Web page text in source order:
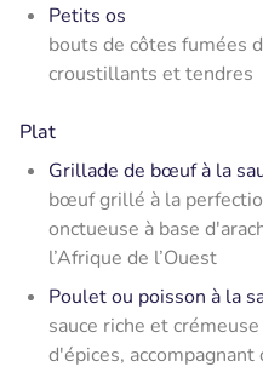
Petits os
bouts de côtes fumées
croustillants et tendres
Plat
Grillade de bœuf à la
bœuf grillé à la
onctueuse à base
l’Afrique de l’Ouest
Poulet ou poisson à la
sauce riche et
d'épices,